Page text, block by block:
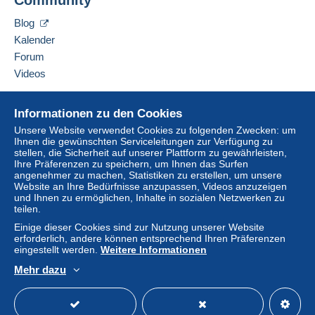
Eine Zahlung, die nicht über
integrierte Zahlungssystem erfolgt
Kauf kann Konsequenzen für das Konto des
Käufers nach sich ziehen.
Klauseln enthalten, die sich auf die Zahlung
beziehen, sind diese Klauseln als nichtig zu
betrachten. Es gelten ausschließlich die
Zahlungsbedingungen der Delcampe-Website, wie
sie in den Nutzungsbedingungen definiert sind.
Käufe müssen, nachdem der Verkäufer die
Tagenbezahlt werden.
Frais de port pour la France 1.8 euro jusque 20 g, de 21
monde 2.5 0 à 20 grammes, , de 21 à 100 g 5 euro ,
envoi suivi ou recommande à la demande de l'acheteur,
hinzufügen
Informationen zu den Cookies
Unsere Website verwendet Cookies zu folgenden Zwecken: um
Ihnen die gewünschten Serviceleitungen zur Verfügung zu
stellen, die Sicherheit auf unserer Plattform zu gewährleisten,
Ihre Präferenzen zu speichern, um Ihnen das Surfen
angenehmer zu machen, Statistiken zu erstellen, um unsere
Website an Ihre Bedürfnisse anzupassen, Videos anzuzeigen
und Ihnen zu ermöglichen, Inhalte in sozialen Netzwerken zu
teilen.
Einige dieser Cookies sind zur Nutzung unserer Website
erforderlich, andere können entsprechend Ihren Präferenzen
eingestellt werden. Weitere Informationen
Mehr dazu
Blog
Kalender
Forum
Videos
Online-Hilfe
Auf Delcampe kaufen
Auf Delcampe verkaufen
Eine sichere Website